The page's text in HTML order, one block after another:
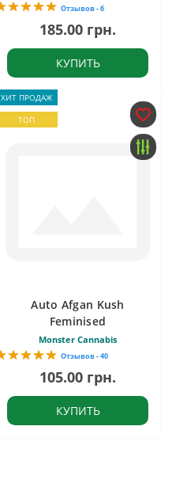
Отзывов - 6
185.00 грн.
КУПИТЬ
ХИТ ПРОДАЖ
ТОП
Auto Afgan Kush
Feminised
Monster Cannabis
Отзывов - 40
105.00 грн.
КУПИТЬ